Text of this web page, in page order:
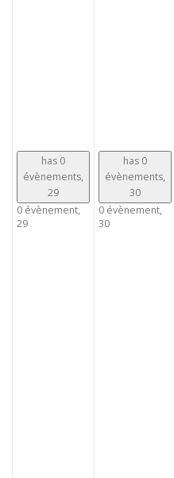
has 0
évènements,
29
0 évènement,
29
has 0
évènements,
30
0 évènement,
30